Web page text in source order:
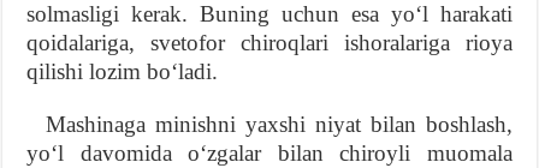
solmasligi kerak. Buning uchun esa yoʻl harakati
qoidalariga, svetofor chiroqlari ishoralariga rioya
qilishi lozim boʻladi.
Mashinaga minishni yaxshi niyat bilan boshlash,
yoʻl davomida oʻzgalar bilan chiroyli muomala